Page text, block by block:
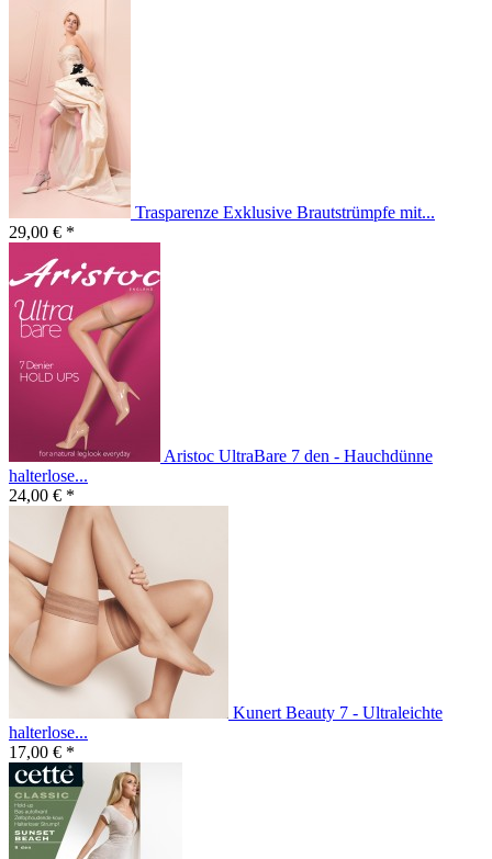
Trasparenze Exklusive Brautstrümpfe mit...
29,00 € *
Aristoc UltraBare 7 den - Hauchdünne
halterlose...
24,00 € *
Kunert Beauty 7 - Ultraleichte
halterlose...
17,00 € *